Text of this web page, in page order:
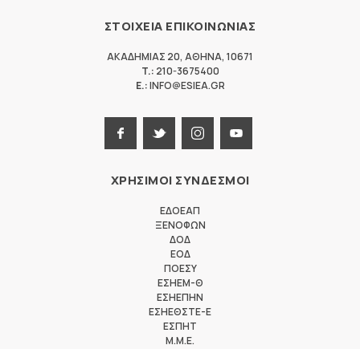
ΣΤΟΙΧΕΙΑ ΕΠΙΚΟΙΝΩΝΙΑΣ
ΑΚΑΔΗΜΙΑΣ 20, ΑΘΗΝΑ, 10671
T.: 210-3675400
E.:INFO@ESIEA.GR
ΧΡΗΣΙΜΟΙ ΣΥΝΔΕΣΜΟΙ
ΕΔΟΕΑΠ
ΞΕΝΟΦΩΝ
ΔΟΔ
ΕΟΔ
ΠΟΕΣΥ
ΕΣΗΕΜ-Θ
ΕΣΗΕΠΗΝ
ΕΣΗΕΘΣΤΕ-Ε
ΕΣΠΗΤ
M.M.E.